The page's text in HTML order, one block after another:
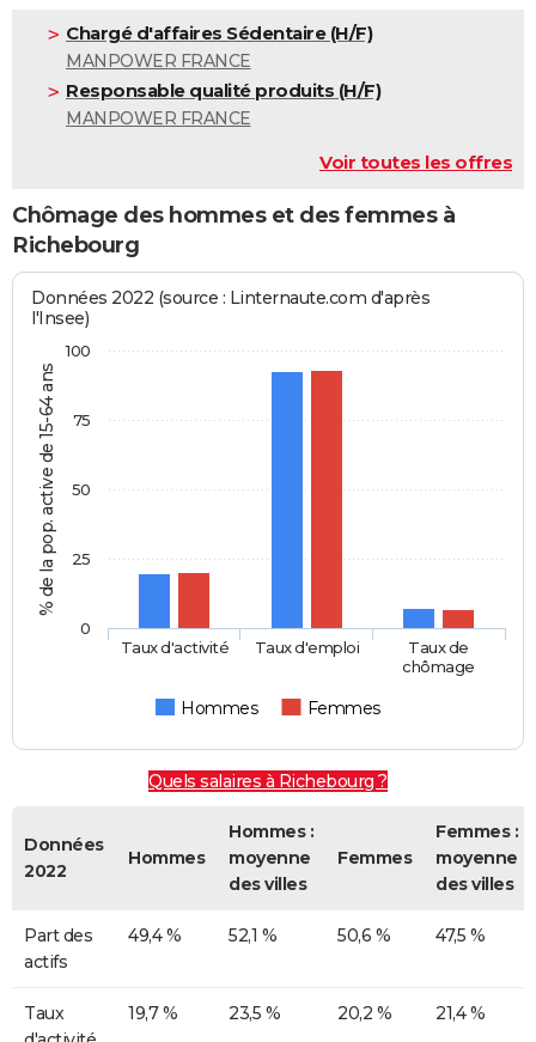
Chargé d'affaires Sédentaire (H/F)
MANPOWER FRANCE
Responsable qualité produits (H/F)
MANPOWER FRANCE
Voir toutes les offres
Chômage des hommes et des femmes à
Richebourg
% de la pop. active de 15-64 ans
Données 2022 (source : Linternaute.com d'après
l'Insee)
Hommes Femmes
Taux d'activité Taux d'emploi
Taux de
chômage
0
25
50
75
100
Quels salaires à Richebourg ?
Données
2022
Hommes
Hommes :
moyenne
des villes
Femmes
Femmes :
moyenne
des villes
Part des
actifs
49,4 % 52,1 % 50,6 % 47,5 %
Taux
19,7 % 23,5 % 20,2 % 21,4 %